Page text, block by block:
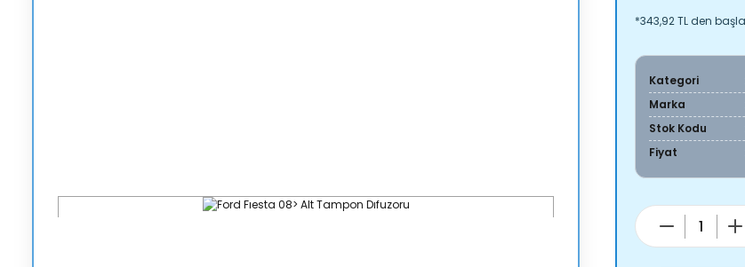
*343,92 TL den
Kategori
Marka
Stok Kodu
Fiyat